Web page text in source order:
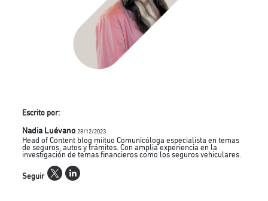
Escrito por:
Nadia Luévano 28/12/2023
Head of Content blog miituo Comunicóloga especialista en temas
de seguros, autos y trámites. Con amplia experiencia en la
investigación de temas financieros como los seguros vehiculares.
Seguir